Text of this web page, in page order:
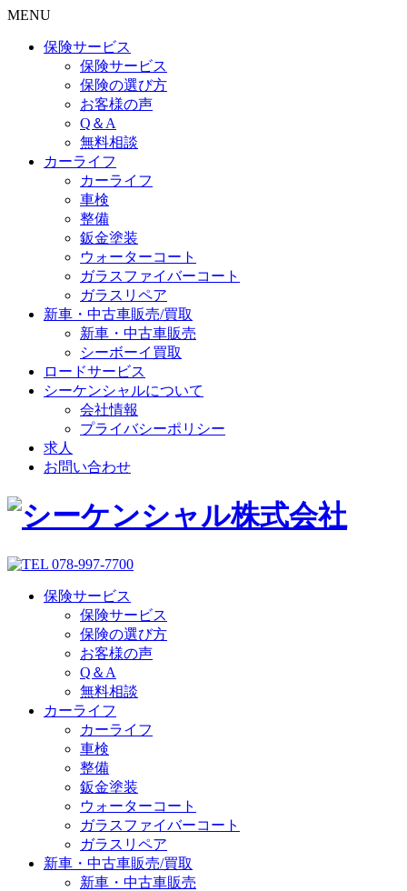
MENU
保険サービス
保険サービス
保険の選び方
お客様の声
Q＆A
無料相談
カーライフ
カーライフ
車検
整備
鈑金塗装
ウォーターコート
ガラスファイバーコート
ガラスリペア
新車・中古車販売/買取
新車・中古車販売
シーボーイ買取
ロードサービス
シーケンシャルについて
会社情報
プライバシーポリシー
求人
お問い合わせ
保険サービス
保険サービス
保険の選び方
お客様の声
Q＆A
無料相談
カーライフ
カーライフ
車検
整備
鈑金塗装
ウォーターコート
ガラスファイバーコート
ガラスリペア
新車・中古車販売/買取
新車・中古車販売